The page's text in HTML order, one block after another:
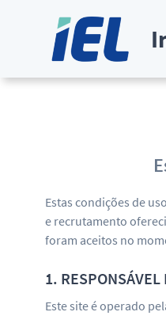
Estas condições de
e recrutamento
foram aceitos no
1. RESPONSÁVEL
Este site é operado